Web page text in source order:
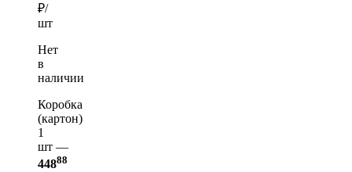
₽/
шт
Нет
в
наличии
Коробка
(картон)
1
шт —
44888